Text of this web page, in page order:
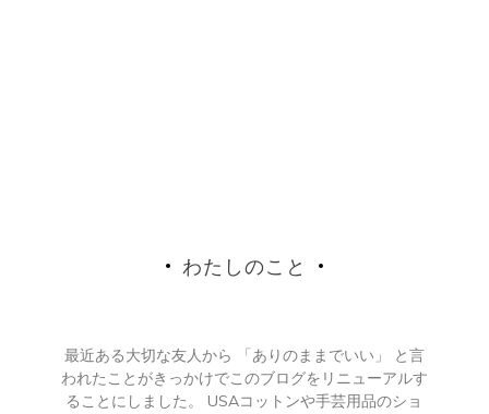
わたしのこと
最近ある大切な友人から 「ありのままでいい」 と言
われたことがきっかけでこのブログをリニューアルす
ることにしました。 USAコットンや手芸用品のショ